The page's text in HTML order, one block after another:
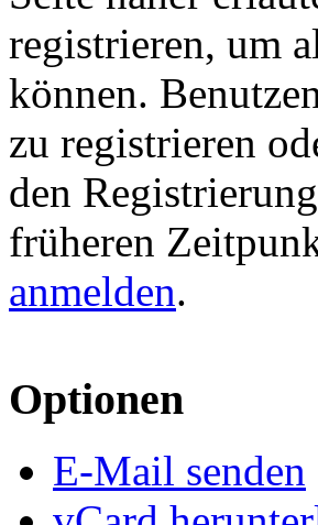
registrieren, um
können.
zu registrieren
den
früheren
anmelden.
Optionen
E-Mail senden